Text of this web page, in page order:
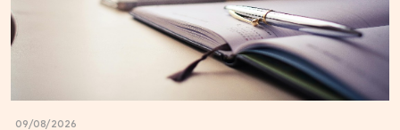
09/08/2026